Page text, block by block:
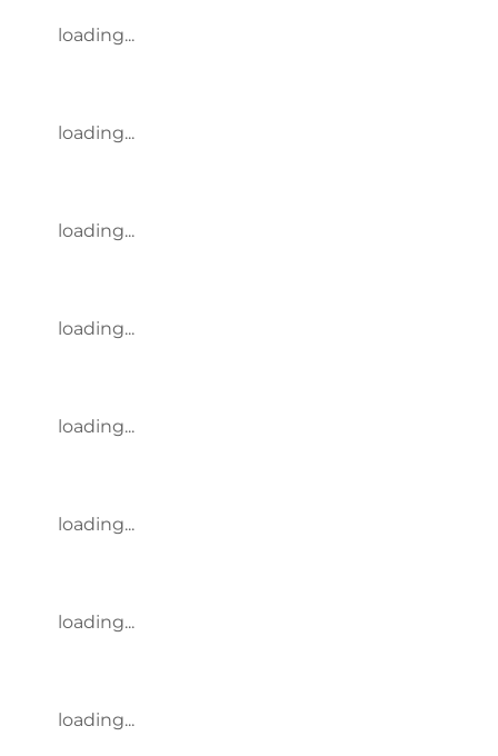
loading...
loading...
loading...
loading...
loading...
loading...
loading...
loading...